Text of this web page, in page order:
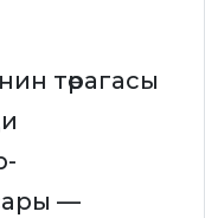
төрагасы
—